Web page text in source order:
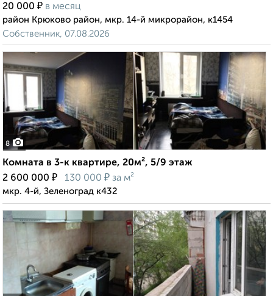
20 000 ₽ в месяц
район Крюково район, мкр. 14-й микрорайон, к1454
Собственник, 07.08.2026
8
Комната в 3-к квартире, 20м², 5/9 этаж
2 600 000 ₽ 130 000 ₽ за м²
мкр. 4-й, Зеленоград к432